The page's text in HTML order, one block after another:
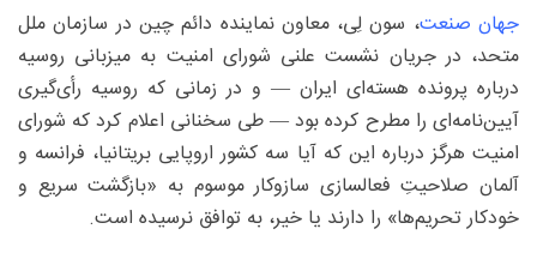
جهان صنعت، سون لِی، معاون نماینده دائم چین در سازمان ملل
متحد، در جریان نشست علنی شورای امنیت به میزبانی روسیه
درباره پرونده هسته‌ای ایران — و در زمانی که روسیه رأی‌گیری
آیین‌نامه‌ای را مطرح کرده بود — طی سخنانی اعلام کرد که شورای
امنیت هرگز درباره این که آیا سه کشور اروپایی بریتانیا، فرانسه و
آلمان صلاحیتِ فعالسازی سازوکار موسوم به «بازگشت سریع و
خودکار تحریم‌ها» را دارند یا خیر، به توافق نرسیده است.